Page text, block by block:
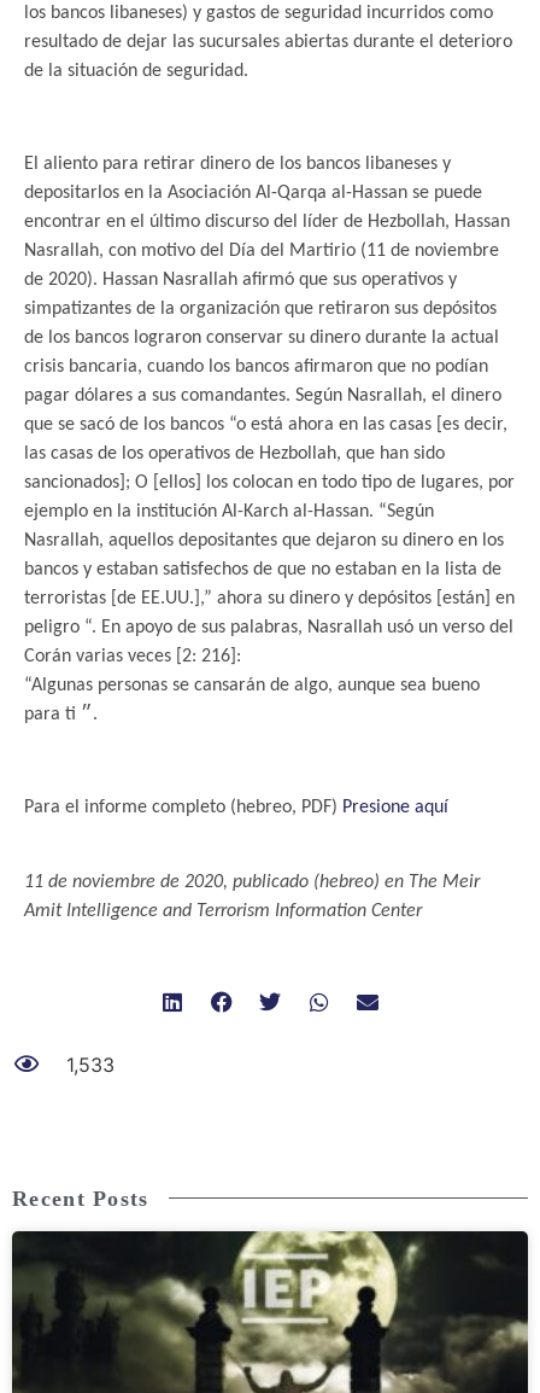
los bancos libaneses) y gastos de seguridad incurridos como
resultado de dejar las sucursales abiertas durante el deterioro
de la situación de seguridad.
El aliento para retirar dinero de los bancos libaneses y
depositarlos en la Asociación Al-Qarqa al-Hassan se puede
encontrar en el último discurso del líder de Hezbollah, Hassan
Nasrallah, con motivo del Día del Martirio (11 de noviembre
de 2020). Hassan Nasrallah afirmó que sus operativos y
simpatizantes de la organización que retiraron sus depósitos
de los bancos lograron conservar su dinero durante la actual
crisis bancaria, cuando los bancos afirmaron que no podían
pagar dólares a sus comandantes. Según Nasrallah, el dinero
que se sacó de los bancos “o está ahora en las casas [es decir,
las casas de los operativos de Hezbollah, que han sido
sancionados]; O [ellos] los colocan en todo tipo de lugares, por
ejemplo en la institución Al-Karch al-Hassan. “Según
Nasrallah, aquellos depositantes que dejaron su dinero en los
bancos y estaban satisfechos de que no estaban en la lista de
terroristas [de EE.UU.],” ahora su dinero y depósitos [están] en
peligro “. En apoyo de sus palabras, Nasrallah usó un verso del
Corán varias veces [2: 216]:
“Algunas personas se cansarán de algo, aunque sea bueno
para ti ״.
Para el informe completo (hebreo, PDF) Presione aquí
11 de noviembre de 2020, publicado (hebreo) en The Meir
Amit Intelligence and Terrorism Information Center
1,533
Recent Posts